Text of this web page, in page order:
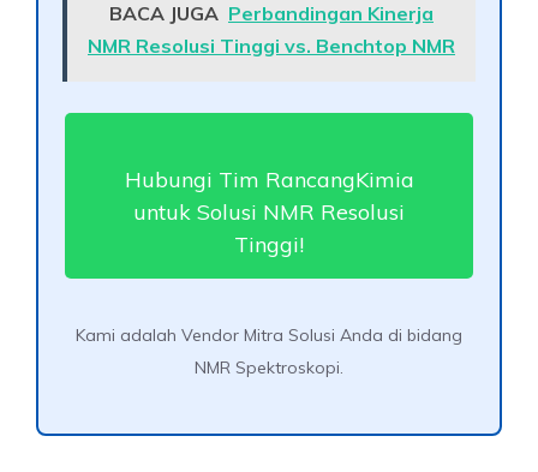
BACA JUGA Perbandingan Kinerja
NMR Resolusi Tinggi vs. Benchtop NMR
Hubungi Tim RancangKimia
untuk Solusi NMR Resolusi
Tinggi!
Kami adalah Vendor Mitra Solusi Anda di bidang
NMR Spektroskopi.